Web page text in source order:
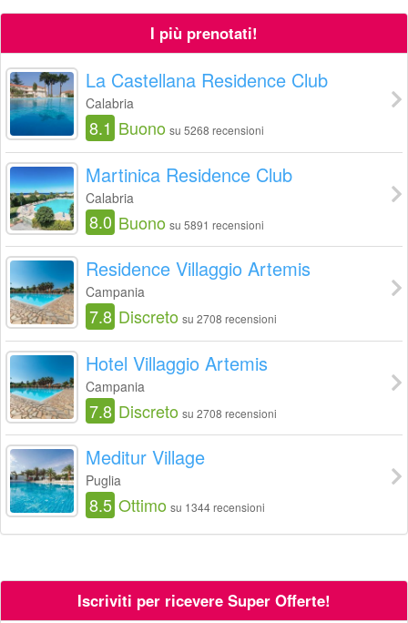
I più prenotati!
La Castellana Residence Club
Calabria
8.1 Buono su 5268 recensioni
Martinica Residence Club
Calabria
8.0 Buono su 5891 recensioni
Residence Villaggio Artemis
Campania
7.8 Discreto su 2708 recensioni
Hotel Villaggio Artemis
Campania
7.8 Discreto su 2708 recensioni
Meditur Village
Puglia
8.5 Ottimo su 1344 recensioni
Iscriviti per ricevere Super Offerte!